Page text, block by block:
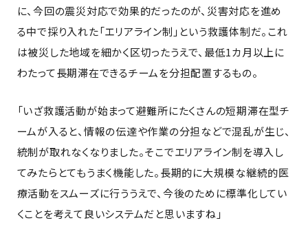
に、今回の震災対応で効果的だったのが、災害対応を進め
る中で採り入れた「エリアライン制」という救護体制だ。これ
は被災した地域を細かく区切ったうえで、最低1カ月以上に
わたって長期滞在できるチームを分担配置するもの。
「いざ救護活動が始まって避難所にたくさんの短期滞在型チ
ームが入ると、情報の伝達や作業の分担などで混乱が生じ、
統制が取れなくなりました。そこでエリアライン制を導入し
てみたらとてもうまく機能した。長期的に大規模な継続的医
療活動をスムーズに行ううえで、今後のために標準化してい
くことを考えて良いシステムだと思いますね」